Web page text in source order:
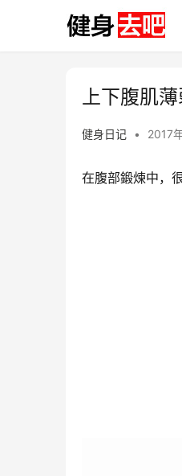
上下腹肌
健身日记 • 2017
在腹部鍛煉中，